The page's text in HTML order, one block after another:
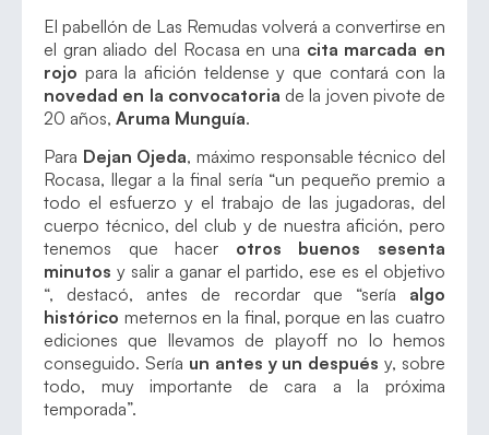
El pabellón de Las Remudas volverá a convertirse en
el gran aliado del Rocasa en una cita marcada en
rojo para la afición teldense y que contará con la
novedad en la convocatoria de la joven pivote de
20 años, Aruma Munguía.
Para Dejan Ojeda, máximo responsable técnico del
Rocasa, llegar a la final sería “un pequeño premio a
todo el esfuerzo y el trabajo de las jugadoras, del
cuerpo técnico, del club y de nuestra afición, pero
tenemos que hacer otros buenos sesenta
minutos y salir a ganar el partido, ese es el objetivo
“, destacó, antes de recordar que “sería algo
histórico meternos en la final, porque en las cuatro
ediciones que llevamos de playoff no lo hemos
conseguido. Sería un antes y un despuésy, sobre
todo, muy importante de cara a la próxima
temporada”.